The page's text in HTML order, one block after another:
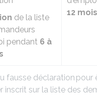
fausse déclaration pour
inscrit sur la liste des
de la liste
pendant 6 à
12 mois